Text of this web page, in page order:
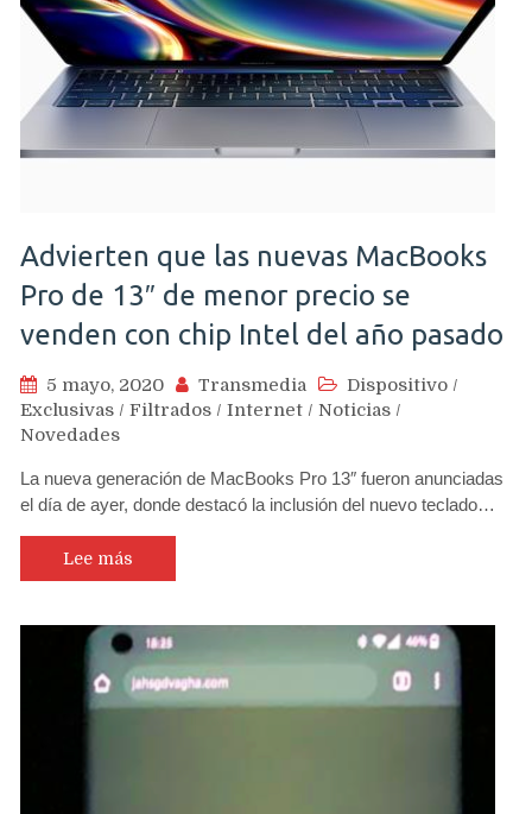
Advierten que las nuevas MacBooks
Pro de 13″ de menor precio se
venden con chip Intel del año pasado
5 mayo, 2020 Transmedia Dispositivo /
Exclusivas / Filtrados / Internet / Noticias /
Novedades
La nueva generación de MacBooks Pro 13″ fueron anunciadas
el día de ayer, donde destacó la inclusión del nuevo teclado…
Lee más